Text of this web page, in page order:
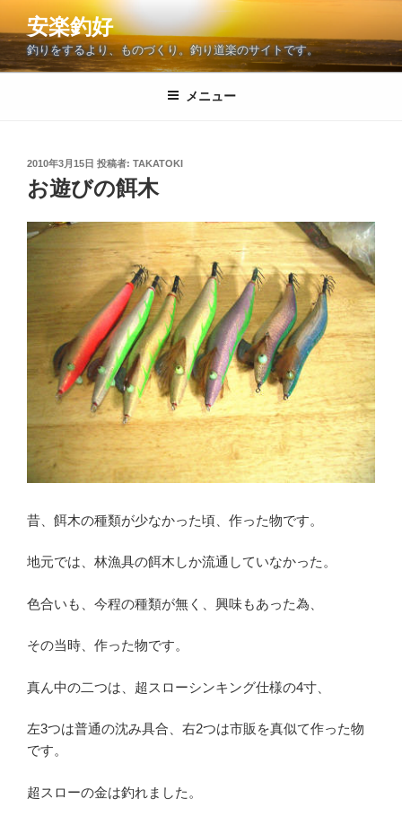
ン
ン
安楽釣好
釣りをするより、ものづくり。釣り道楽のサイトです。
メニュー
投
稿
日:
2010年3月15日 投稿者: TAKATOKI
お遊びの餌木
昔、餌木の種類が少なかった頃、作った物です。
地元では、林漁具の餌木しか流通していなかった。
色合いも、今程の種類が無く、興味もあった為、
その当時、作った物です。
真ん中の二つは、超スローシンキング仕様の4寸、
左3つは普通の沈み具合、右2つは市販を真似て作った物
です。
超スローの金は釣れました。